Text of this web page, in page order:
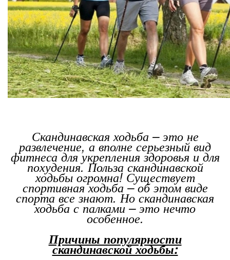
Скандинавская ходьба – это не
развлечение, а вполне серьезный вид
фитнеса для укрепления здоровья и для
похудения. Польза скандинавской
ходьбы огромна! Существует
спортивная ходьба – об этом виде
спорта все знают. Но скандинавская
ходьба с палками – это нечто
особенное.
Причины популярности
скандинавской ходьбы: